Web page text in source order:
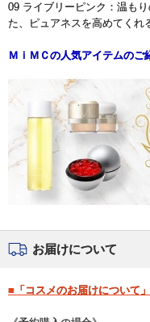
09 ライブリーピンク：温も
た、ピュアネスを高めてくれ
ＭｉＭＣの人気アイテムのご
お届けについて
■「コスメのお届けについて